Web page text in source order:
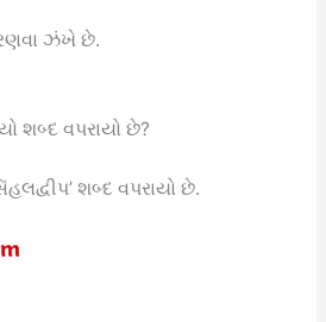
ઝંખે છે.
શબ્દ વપરાયો છે?
શબ્દ વપરાયો છે.